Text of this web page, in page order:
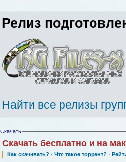
Релиз
Найти все релизы
Скачать
Скачать бесплатно и на
Как скачивать? · Что такое торрент? ·